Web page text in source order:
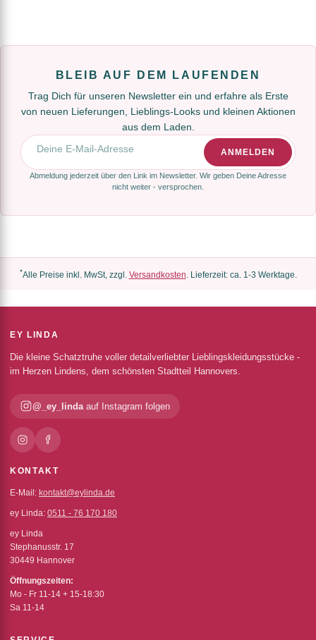
BLEIB AUF DEM LAUFENDEN
Trag Dich für unseren Newsletter ein und erfahre als Erste
von neuen Lieferungen, Lieblings-Looks und kleinen Aktionen
aus dem Laden.
E-Mail-Adresse
ANMELDEN
Abmeldung jederzeit über den Link im Newsletter. Wir geben Deine Adresse
nicht weiter - versprochen.
*Alle Preise inkl. MwSt, zzgl. Versandkosten. Lieferzeit: ca. 1-3 Werktage.
EY LINDA
Die kleine Schatztruhe voller detailverliebter Lieblingskleidungsstücke -
im Herzen Lindens, dem schönsten Stadtteil Hannovers.
@_ey_linda auf Instagram folgen
KONTAKT
E-Mail: kontakt@eylinda.de
ey Linda: 0511 - 76 170 180
ey Linda
Stephanusstr. 17
30449 Hannover
Öffnungszeiten:
Mo - Fr 11-14 + 15-18:30
Sa 11-14